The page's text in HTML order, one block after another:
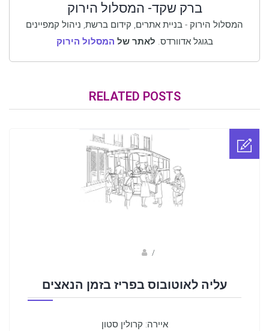
ברק שקד- המסלול הירוק
המסלול הירוק - בניית אתרים, קידום ברשת, ניהול קמפיינים
בגוגל אדוורדס. לאתר של המסלול הירוק
RELATED POSTS
/
עליה לאוטובוס בפריז בזמן הנאצים
איירה: קרולין סטון